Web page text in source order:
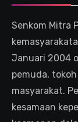
Senkom Mitra
Januari 2004
pemuda,
masyarakat.
kesamaan